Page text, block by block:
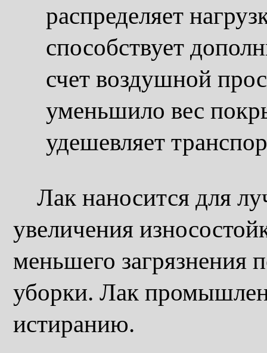
распределяет
способствует
счет воздушной
уменьшило вес
удешевляет
Лак наносится для
увеличения
меньшего загрязнения
уборки. Лак
истиранию.